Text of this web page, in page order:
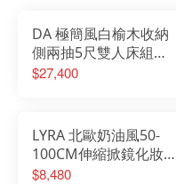
DA 極簡風白榆木收納
側兩抽5尺雙人床組搭
配床邊櫃
$27,400
LYRA 北歐奶油風50-
100CM伸縮掀鏡化妝桌
椅組
$8,480